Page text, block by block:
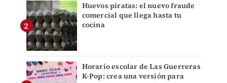
Huevos piratas: el nuevo fraude
comercial que llega hasta tu
cocina
Horario escolar de Las Guerreras
K-Pop: crea una versión para